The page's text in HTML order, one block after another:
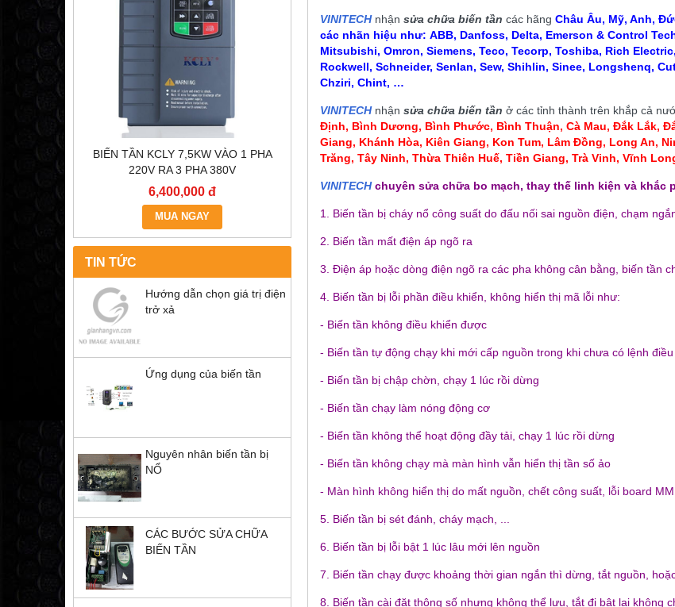
BIẾN TẦN KCLY 7,5KW VÀO 1 PHA
220V RA 3 PHA 380V
6,400,000 đ
MUA NGAY
BÓNG ĐÈN CAO ÁP LCD HMI MỚI
110,000 đ
MUA NGAY
BÓNG ĐÈN CAO ÁP LCD
110,000 đ
MUA NGAY
TIN TỨC
Hướng dẫn chọn giá trị điện
trở xả
Ứng dụng của biến tần
Nguyên nhân biến tần bị
NỔ
CÁC BƯỚC SỬA CHỮA
BIẾN TẦN
VINITECHnhận sửa chữa biến tần các hãng Châu Âu, Mỹ, Anh,
các nhãn hiệu như: ABB, Danfoss, Delta, Emerson & Control
Mitsubishi, Omron, Siemens, Teco, Tecorp, Toshiba, Rich
Rockwell, Schneider, Senlan, Sew, Shihlin, Sinee, Longshenq,
Chziri, Chint, …
VINITECHnhận sửa chữa biến tần ở các tỉnh thành trên khắp cả
Định, Bình Dương, Bình Phước, Bình Thuận, Cà Mau, Đắk Lắk,
Giang, Khánh Hòa, Kiên Giang, Kon Tum, Lâm Đồng, Long An,
Trăng, Tây Ninh, Thừa Thiên Huế, Tiền Giang, Trà Vinh, Vĩnh
VINITECHchuyên sửa chữa bo mạch, thay thế linh kiện và khắc
1. Biến tần bị cháy nổ công suất do đấu nối sai nguồn điện, chạm
2. Biến tần mất điện áp ngõ ra
3. Điện áp hoặc dòng điện ngõ ra các pha không cân bằng, biến tần
4. Biến tần bị lỗi phần điều khiển, không hiển thị mã lỗi như:
- Biến tần không điều khiển được
- Biến tần tự động chạy khi mới cấp nguồn trong khi chưa có lệnh
- Biến tần bị chập chờn, chạy 1 lúc rồi dừng
- Biến tần chạy làm nóng động cơ
- Biến tần không thể hoạt động đầy tải, chạy 1 lúc rồi dừng
- Biến tần không chạy mà màn hình vẫn hiển thị tần số ảo
- Màn hình không hiển thị do mất nguồn, chết công suất, lỗi board
5. Biến tần bị sét đánh, cháy mạch, ...
6. Biến tần bị lỗi bật 1 lúc lâu mới lên nguồn
7. Biến tần chạy được khoảng thời gian ngắn thì dừng, tắt nguồn,
8. Biến tần cài đặt thông số nhưng không thể lưu, tắt đi bật lại không